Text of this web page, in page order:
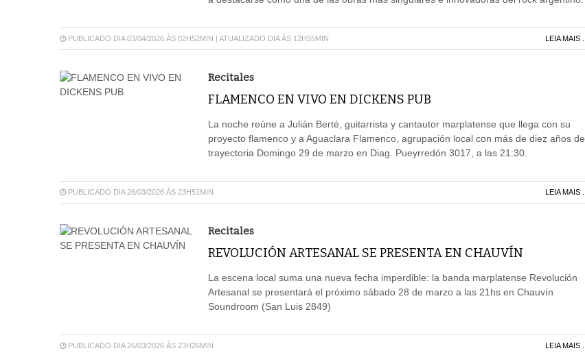
PUBLICADO DIA 03/04/2026 ÀS 02H52MIN | ATUALIZADO DIA ÀS 12H55MIN LEIA MAIS ...
Recitales
FLAMENCO EN VIVO EN DICKENS PUB
La noche reúne a Julián Berté, guitarrista y cantautor marplatense que llega con su
proyecto flamenco y a Aguaclara Flamenco, agrupación local con más de diez años de
trayectoria Domingo 29 de marzo en Diag. Pueyrredón 3017, a las 21:30.
PUBLICADO DIA 26/03/2026 ÀS 23H51MIN LEIA MAIS ...
Recitales
REVOLUCIÓN ARTESANAL SE PRESENTA EN CHAUVÍN
La escena local suma una nueva fecha imperdible: la banda marplatense Revolución
Artesanal se presentará el próximo sábado 28 de marzo a las 21hs en Chauvín
Soundroom (San Luis 2849)
PUBLICADO DIA 26/03/2026 ÀS 23H26MIN LEIA MAIS ...